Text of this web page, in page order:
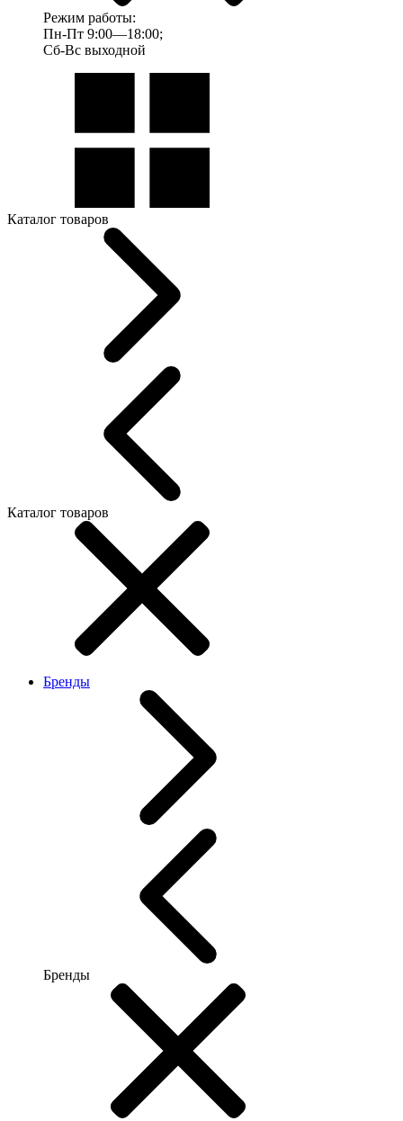
Режим работы:
Пн-Пт 9:00—18:00;
Сб-Вс выходной
Каталог товаров
Каталог товаров
Бренды
Бренды